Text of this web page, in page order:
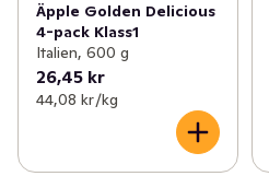
Äpple Golden Delicious
4-pack Klass1
Italien, 600 g
26,45 kr
44,08 kr /kg